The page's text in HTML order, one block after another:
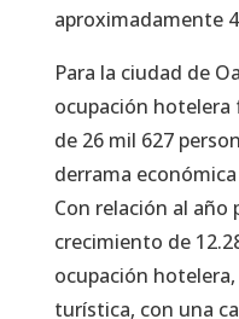
aproximadamente
Para la ciudad de
ocupación hotelera
de 26 mil 627
derrama
Con relación al año
crecimiento de
ocupación
turística, con una